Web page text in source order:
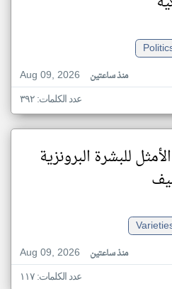
Aug 09, 2026
منذ ساعتين
عدد الكلمات: ٣٩٢
للبشرة البرونزية
Aug 09, 2026
منذ ساعتين
عدد الكلمات: ١١٧